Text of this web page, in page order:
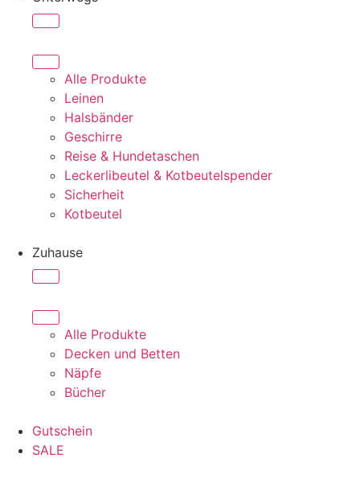
Alle Produkte
Leinen
Halsbänder
Geschirre
Reise & Hundetaschen
Leckerlibeutel & Kotbeutelspender
Sicherheit
Kotbeutel
Zuhause
Alle Produkte
Decken und Betten
Näpfe
Bücher
Gutschein
SALE